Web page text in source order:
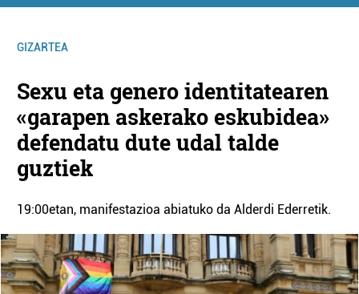
GIZARTEA
Sexu eta genero identitatearen
«garapen askerako eskubidea»
defendatu dute udal talde
guztiek
19:00etan, manifestazioa abiatuko da Alderdi Ederretik.